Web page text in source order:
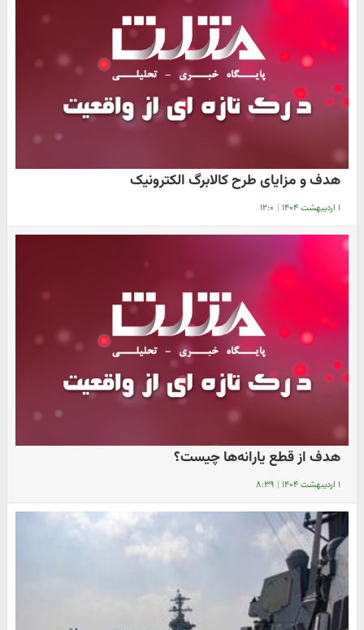
هدف و مزایای طرح کالابرگ الکترونیک
۱ اردیبهشت ۱۴۰۴ | ۱۲:۰
هدف از قطع یارانه‌ها چیست؟
۱ اردیبهشت ۱۴۰۴ | ۸:۳۹